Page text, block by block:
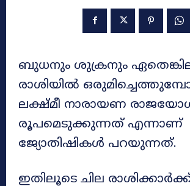
ബുധനും ശുക്രനും
രാശിയിൽ
ലക്ഷ്മീ നാരായണ
രൂപമെടുക്കുന്നത് എന്നാണ്
ജ്യോതിഷികൾ പറയുന്നത്.
ഇതിലൂടെ ചില